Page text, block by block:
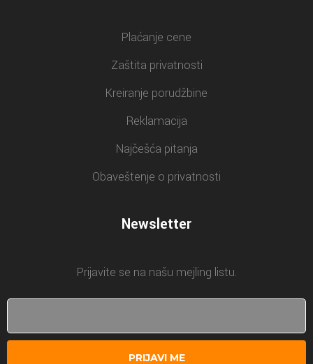
Plaćanje cene
Zaštita privatnosti
Kreiranje porudžbine
Reklamacija
Najčešća pitanja
Obaveštenje o privatnosti
Newsletter
Prijavite se na našu mejling listu.
PRIJAVI ME